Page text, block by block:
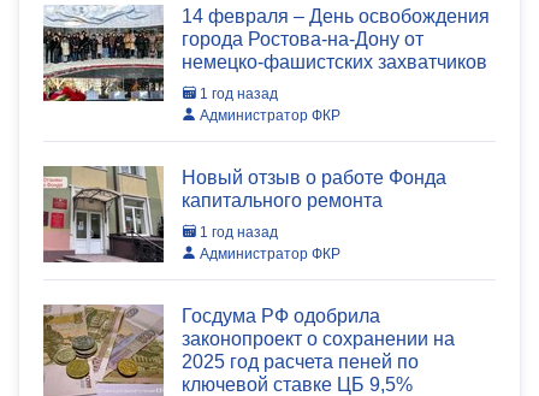
14 февраля – День освобождения
города Ростова-на-Дону от
немецко-фашистских захватчиков
1 год назад
Администратор ФКР
Новый отзыв о работе Фонда
капитального ремонта
1 год назад
Администратор ФКР
Госдума РФ одобрила
законопроект о сохранении на
2025 год расчета пеней по
ключевой ставке ЦБ 9,5%